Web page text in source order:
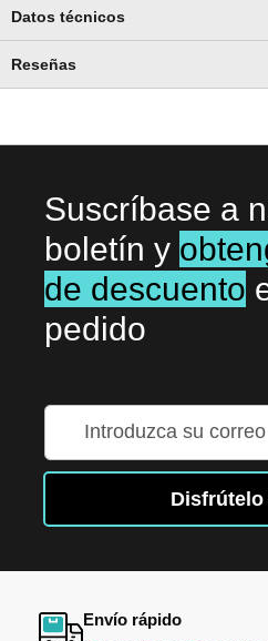
Datos técnicos
Reseñas
Suscríbase a
boletín y
de descuento
pedido
nuestro
de
Disfrútelo
Envío rápido